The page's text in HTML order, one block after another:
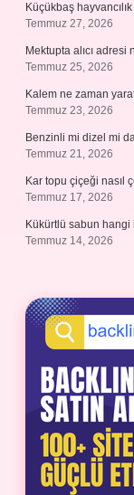
Küçükbaş
Temmuz 27, 2026
Mektupta alıcı adresi
Temmuz 25, 2026
Kalem ne zaman
Temmuz 23, 2026
Benzinli mi dizel mi
Temmuz 21, 2026
Kar topu çiçeği nasıl
Temmuz 17, 2026
Kükürtlü sabun hangi
Temmuz 14, 2026